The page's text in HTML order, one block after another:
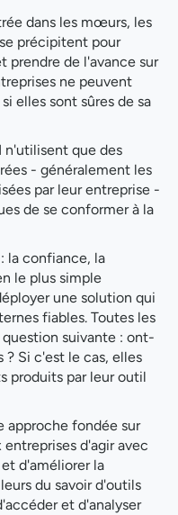
dans les mœurs, les
précipitent pour
de l'avance sur
ne peuvent
elles sont sûres de sa
n'utilisent que des
- généralement les
par leur entreprise -
de se conformer à la
la confiance, la
le plus simple
une solution qui
fiables. Toutes les
suivante : ont-
Si c'est le cas, elles
produits par leur outil
approche fondée sur
d'agir avec
d'améliorer la
du savoir d'outils
et d'analyser